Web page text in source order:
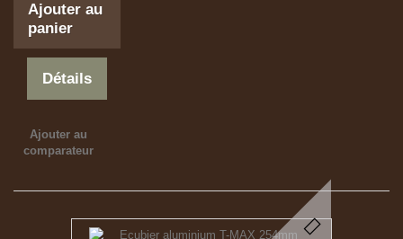
Ajouter au
panier
Détails
Ajouter au
comparateur